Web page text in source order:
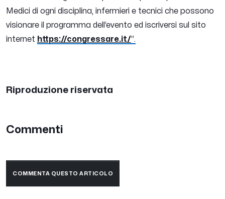
Medici di ogni disciplina, infermieri e tecnici che possono
visionare il programma dell’evento ed iscriversi sul sito
internet https://congressare.it/”.
Riproduzione riservata
Commenti
COMMENTA QUESTO ARTICOLO